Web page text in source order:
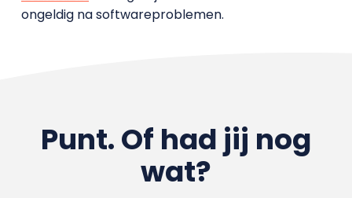
ongeldig na softwareproblemen.
Punt. Of had jij nog
wat?